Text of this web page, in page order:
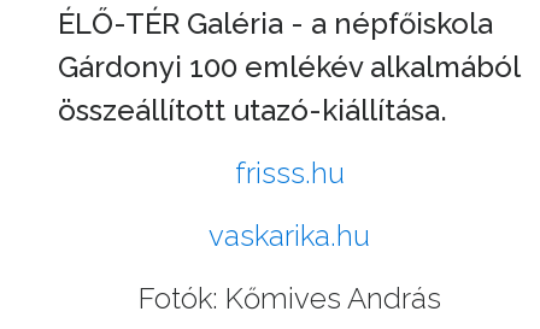
ÉLŐ-TÉR Galéria - a népfőiskola
Gárdonyi 100 emlékév alkalmából
összeállított utazó-kiállítása.
frisss.hu
vaskarika.hu
Fotók: Kőmives András